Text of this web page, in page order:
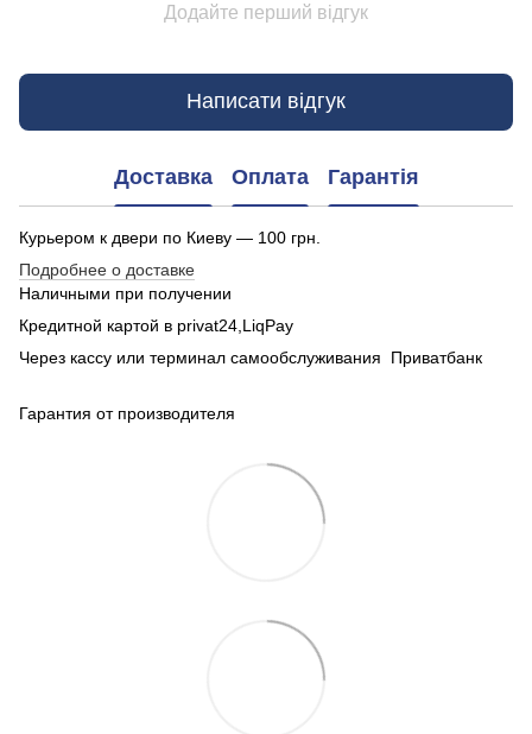
Додайте перший відгук
Написати відгук
Доставка Оплата Гарантія
Курьером к двери по Киеву — 100 грн.
Подробнее о доставке
Наличными при получении
Кредитной картой в privat24,LiqPay
Через кассу или терминал самообслуживания Приватбанк
Гарантия от производителя